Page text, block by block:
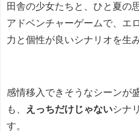
田舎の少女たちと、ひと夏の
アドベンチャーゲームで、
エ
力と個性が良いシナリオを生
感情移入できそうなシーンが
も、
えっちだけじゃないシナ
す。